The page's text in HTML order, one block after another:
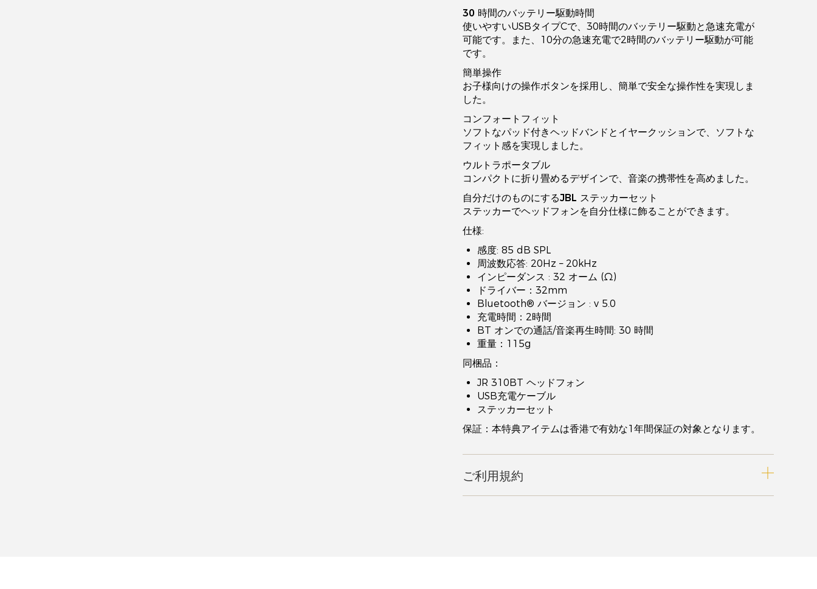
30 時間のバッテリー駆動時間
使いやすいUSBタイプCで、30時間のバッテリー駆動と急速充電が
可能です。また、10分の急速充電で2時間のバッテリー駆動が可能
です。
簡単操作
お子様向けの操作ボタンを採用し、簡単で安全な操作性を実現しま
した。
コンフォートフィット
ソフトなパッド付きヘッドバンドとイヤークッションで、ソフトな
フィット感を実現しました。
ウルトラポータブル
コンパクトに折り畳めるデザインで、音楽の携帯性を高めました。
自分だけのものにするJBL ステッカーセット
ステッカーでヘッドフォンを自分仕様に飾ることができます。
仕様:
感度: 85 dB SPL
周波数応答: 20Hz – 20kHz
インピーダンス : 32 オーム (Ω)
ドライバー：32mm
Bluetooth® バージョン : v 5.0
充電時間：2時間
BT オンでの通話/音楽再生時間: 30 時間
重量：115g
同梱品：
JR 310BT ヘッドフォン
USB充電ケーブル
ステッカーセット
保証：本特典アイテムは香港で有効な1年間保証の対象となります。
ご利用規約